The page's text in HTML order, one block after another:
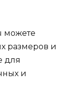
можете
размеров и
для
и